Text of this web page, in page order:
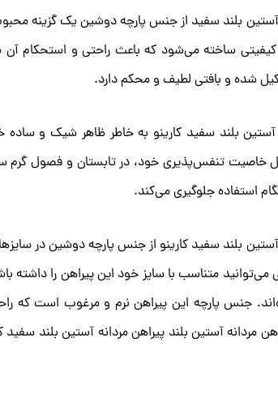
آستین بلند سفید از جنس پارچه دوشین یک گزینه
کیفیتی ساخته می‌شود که باعث راحتی و استحکام
شده و بافتی لطیف و محکم دارد.
آستین بلند سفید کارینو به خاطر ظاهر شیک و
خاصیت تنفس‌پذیری خود، در تابستان و فصول گرم
استفاده جلوگیری می‌کند.
می‌توانید متناسب با سایز خود این پیراهن را داشته
جنس پارچه این پیراهن نرم و مرغوب است که
مردانه آستین بلند پیراهن مردانه آستین بلند